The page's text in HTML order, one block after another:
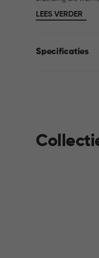
plaids, tijdschriften,
prettig in gebruik.
LEES VERDER
Specificaties